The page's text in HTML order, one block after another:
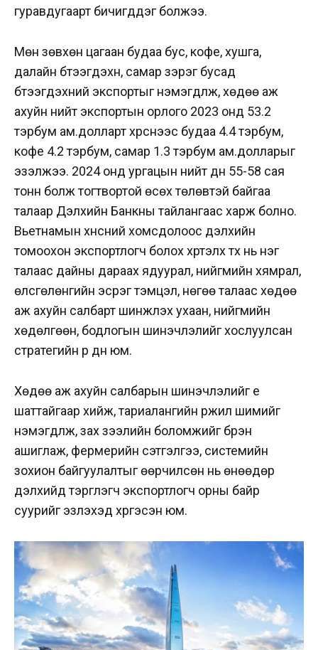
гуравдугаарт бичигддэг болжээ.
Мөн зөвхөн цагаан будаа бус, кофе, хушга,
далайн бүтээгдэхүүн, самар зэрэг бусад
бүтээгдэхүүний экспортыг нэмэгдүүлж, хөдөө аж
ахуйн нийт экспортын орлого 2023 онд 53.2
тэрбум ам.долларт хүрснээс будаа 4.4 тэрбум,
кофе 4.2 тэрбум, самар 1.3 тэрбум ам.долларыг
эзэлжээ. 2024 онд ургацын нийт дүн 55-58 сая
тонн болж тогтвортой өсөх төлөвтэй байгаа
талаар Дэлхийн Банкны тайлангаас харж болно.
Вьетнамын хүнсний хомсдолоос дэлхийн
томоохон экспортлогч болох хүртэлх түүх нь нэг
талаас дайны дараах ядуурал, нийгмийн хямрал,
өлсгөлөнгийн эсрэг тэмцэл, нөгөө талаас хөдөө
аж ахуйн салбарт шинжлэх ухаан, нийгмийн
хөдөлгөөн, бодлогын шинэчлэлийг хослуулсан
стратегийн үр дүн юм.
Хөдөө аж ахуйн салбарын шинэчлэлийг үе
шаттайгаар хийж, тариалангийн үржил шимийг
нэмэгдүүлж, зах зээлийн боломжийг бүрэн
ашиглаж, фермерийн сэтгэлгээ, системийн
зохион байгуулалтыг өөрчилсөн нь өнөөдөр
дэлхийд тэргүүлэгч экспортлогч орны байр
суурийг эзлэхэд хүргэсэн юм.